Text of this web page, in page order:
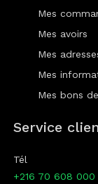
Mes
Mes avoirs
Mes
Mes
Mes bons
Service
Tél
+216 70 608 000